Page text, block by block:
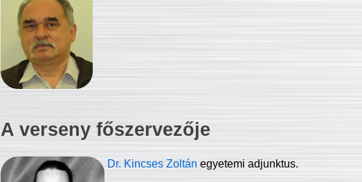
A verseny főszervezője
Dr. Kincses Zoltán egyetemi adjunktus.